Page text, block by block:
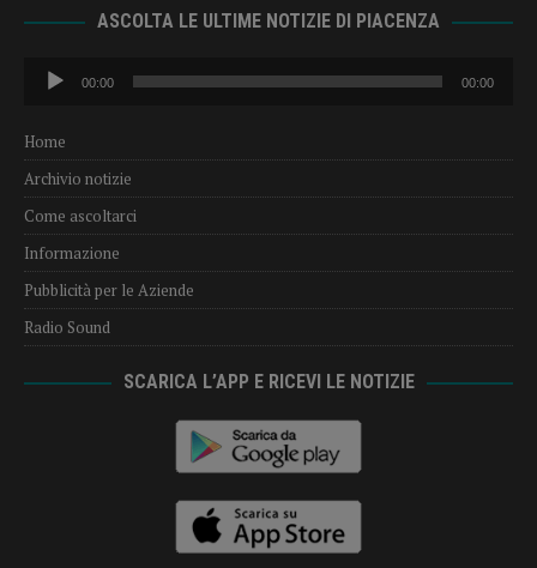
ASCOLTA LE ULTIME NOTIZIE DI PIACENZA
Audio
Player
00:00 00:00
Home
Archivio notizie
Come ascoltarci
Informazione
Pubblicità per le Aziende
Radio Sound
SCARICA L’APP E RICEVI LE NOTIZIE